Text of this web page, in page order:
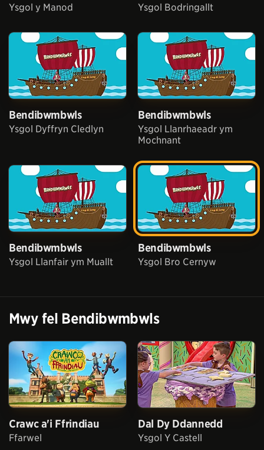
Ysgol y Manod Ysgol Bodringallt
Bendibwmbwls
Ysgol Dyffryn Cledlyn
Bendibwmbwls
Ysgol Llanrhaeadr ym
Mochnant
Bendibwmbwls
Ysgol Llanfair ym Muallt
Bendibwmbwls
Ysgol Bro Cernyw
Mwy fel Bendibwmbwls
Crawc a'i Ffrindiau
Ffarwel
Dal Dy Ddannedd
Ysgol Y Castell